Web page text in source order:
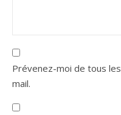
Prévenez-moi de tous
mail.